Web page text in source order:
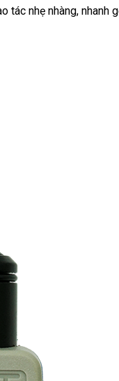
nhẹ nhàng, nhanh